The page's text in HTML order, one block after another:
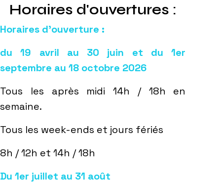
Horaires d'ouvertures :
Horaires d’ouverture :
du 19 avril au 30 juin et du 1er
septembre au 18 octobre 2026
Tous les après midi 14h / 18h en
semaine.
Tous les week-ends et jours fériés
8h / 12h et 14h / 18h
Du 1er juillet au 31 août